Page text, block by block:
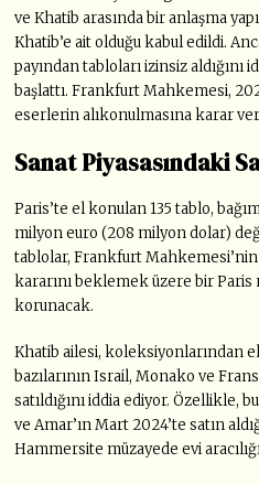
ve Khatib arasında bir anlaşma
Khatib’e ait olduğu kabul edildi.
payından tabloları izinsiz
başlattı. Frankfurt Mahkemesi,
eserlerin alıkonulmasına karar
Sanat Piyasasındaki
Paris’te el konulan 135 tablo,
milyon euro (208 milyon dolar)
tablolar, Frankfurt
kararını beklemek üzere bir
korunacak.
Khatib ailesi, koleksiyonlarından
bazılarının Israil, Monako ve
satıldığını iddia ediyor. Özellikle,
ve Amar’ın Mart 2024’te satın
Hammersite müzayede evi